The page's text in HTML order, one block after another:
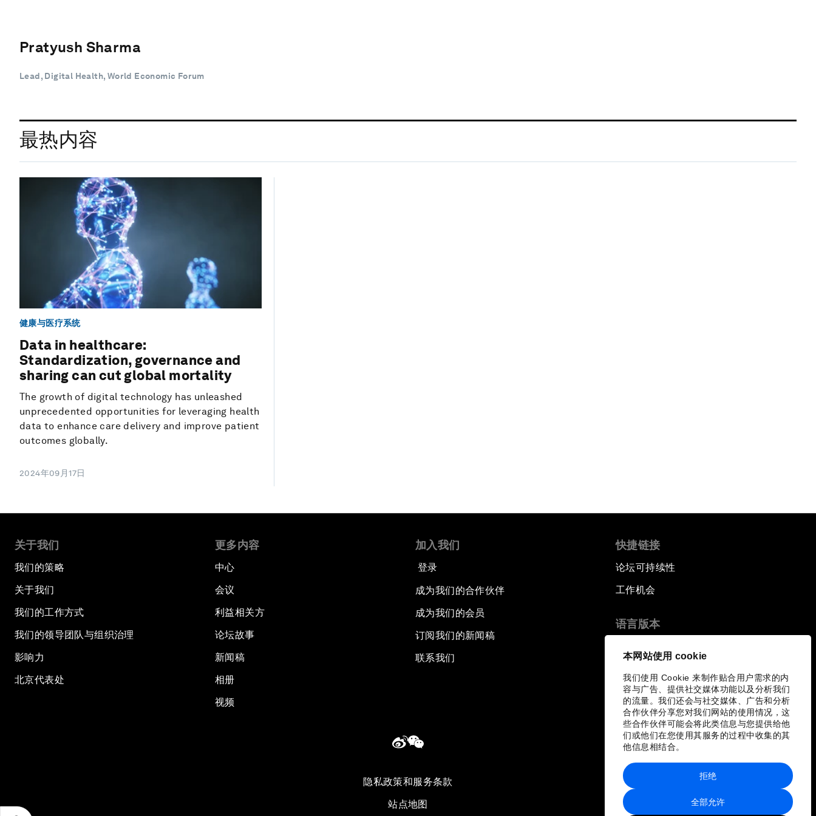
本网站使用 cookie
我们使用 Cookie 来制作贴合用户需求的内
容与广告、提供社交媒体功能以及分析我们
的流量。我们还会与社交媒体、广告和分析
合作伙伴分享您对我们网站的使用情况，这
些合作伙伴可能会将此类信息与您提供给他
们或他们在您使用其服务的过程中收集的其
他信息相结合。
全部允许
拒绝
Pratyush Sharma
Lead, Digital Health, World Economic Forum
最热内容
健康与医疗系统
Data in healthcare:
Standardization, governance and
sharing can cut global mortality
The growth of digital technology has unleashed
unprecedented opportunities for leveraging health
data to enhance care delivery and improve patient
outcomes globally.
2024年09月17日
关于我们
我们的策略
关于我们
我们的工作方式
我们的领导团队与组织治理
影响力
北京代表处
更多内容
中心
会议
利益相关方
论坛故事
新闻稿
相册
视频
加入我们
登录
成为我们的合作伙伴
成为我们的会员
订阅我们的新闻稿
联系我们
快捷链接
论坛可持续性
工作机会
语言版本
隐私政策和服务条款
站点地图